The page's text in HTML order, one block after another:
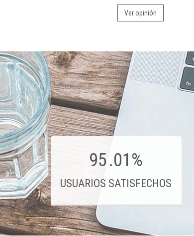
Ver opinión
95.01%
USUARIOS SATISFECHOS